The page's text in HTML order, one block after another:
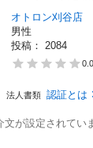
オトロン刈谷店
男性
投稿： 2084
0.0
法人書類 認証とは
文が設定されてい